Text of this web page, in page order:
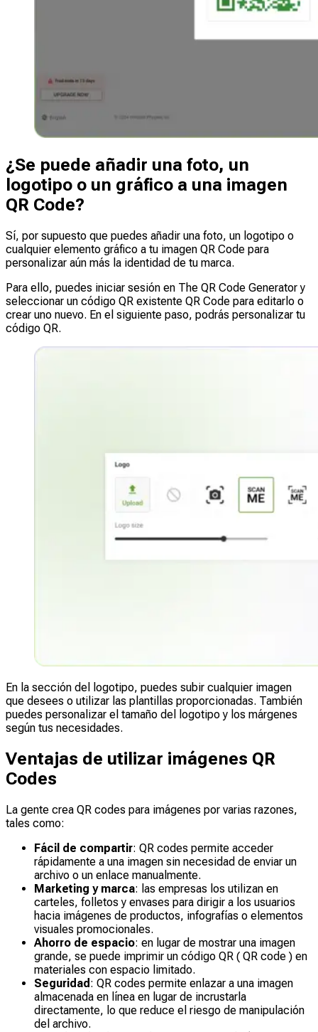
¿Se puede añadir una foto, un
logotipo o un gráfico a una imagen
QR Code?
Sí, por supuesto que puedes añadir una foto, un logotipo o
cualquier elemento gráfico a tu imagen QR Code para
personalizar aún más la identidad de tu marca.
Para ello, puedes iniciar sesión en The QR Code Generator y
seleccionar un código QR existente QR Code para editarlo o
crear uno nuevo. En el siguiente paso, podrás personalizar tu
código QR.
En la sección del logotipo, puedes subir cualquier imagen
que desees o utilizar las plantillas proporcionadas. También
puedes personalizar el tamaño del logotipo y los márgenes
según tus necesidades.
Ventajas de utilizar imágenes QR
Codes
La gente crea QR codes para imágenes por varias razones,
tales como:
Fácil de compartir: QR codes permite acceder
rápidamente a una imagen sin necesidad de enviar un
archivo o un enlace manualmente.
Marketing y marca: las empresas los utilizan en
carteles, folletos y envases para dirigir a los usuarios
hacia imágenes de productos, infografías o elementos
visuales promocionales.
Ahorro de espacio: en lugar de mostrar una imagen
grande, se puede imprimir un código QR ( QR code ) en
materiales con espacio limitado.
Seguridad : QR codes permite enlazar a una imagen
almacenada en línea en lugar de incrustarla
directamente, lo que reduce el riesgo de manipulación
del archivo.